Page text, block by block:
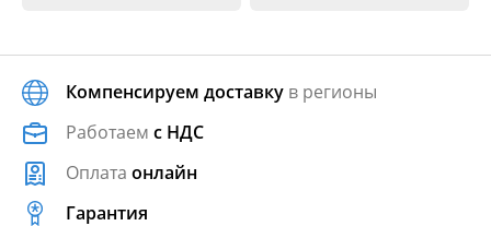
Компенсируем доставку в регионы
Работаем с НДС
Оплата онлайн
Гарантия